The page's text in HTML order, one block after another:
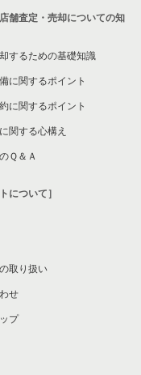
舗査定・売却についての知
するための基礎知識
に関するポイント
に関するポイント
関する心構え
Ｑ＆Ａ
について］
取り扱い
せ
プ